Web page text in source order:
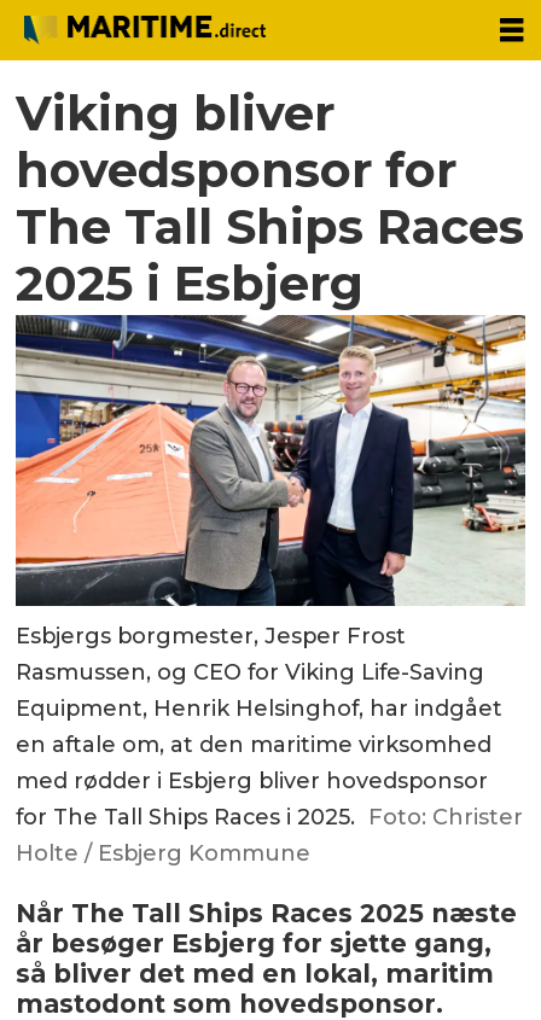
Viking bliver
hovedsponsor for
The Tall Ships Races
2025 i Esbjerg
Esbjergs borgmester, Jesper Frost
Rasmussen, og CEO for Viking Life-Saving
Equipment, Henrik Helsinghof, har indgået
en aftale om, at den maritime virksomhed
med rødder i Esbjerg bliver hovedsponsor
for The Tall Ships Races i 2025. Foto: Christer
Holte / Esbjerg Kommune
Når The Tall Ships Races 2025 næste
år besøger Esbjerg for sjette gang,
så bliver det med en lokal, maritim
mastodont som hovedsponsor.